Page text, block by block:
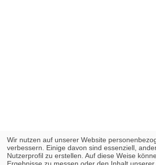
Wir nutzen auf unserer Website
verbessern. Einige davon sind essenziell,
Nutzerprofil zu erstellen. Auf diese Weise